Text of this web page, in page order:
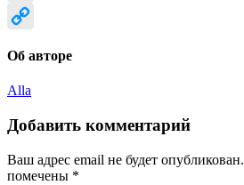
Tumblr
Об авторе
Alla
Добавить комментарий
Ваш адрес email не будет опубликован.
помечены *